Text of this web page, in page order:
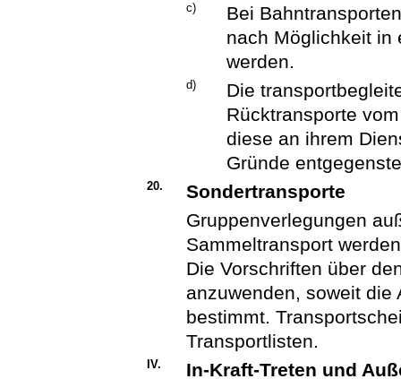
c)
Bei
nach Möglichkeit in
werden.
d)
Die
Rücktransporte
diese an ihrem
Gründe
20.
Sondertransporte
Gruppenverlegungen
Sammeltransport
Die Vorschriften über
anzuwenden, soweit
bestimmt.
Transportlisten.
IV. In-Kraft-Treten und